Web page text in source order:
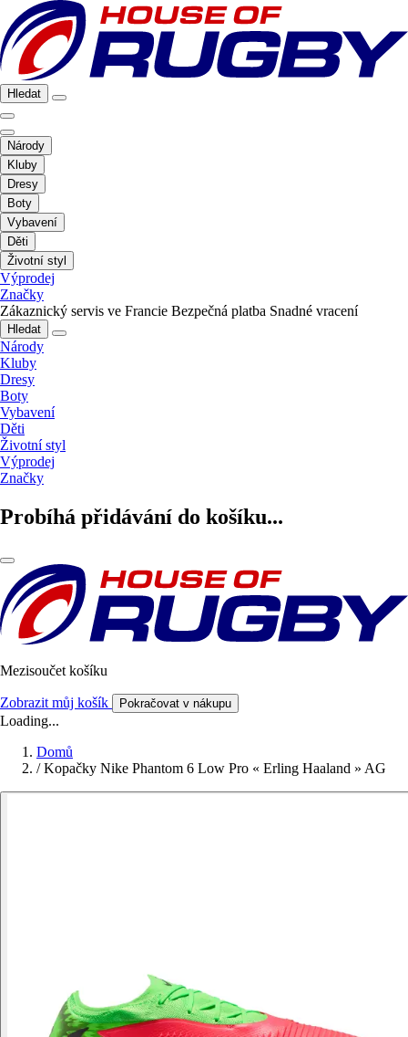
Hledat
Národy
Kluby
Dresy
Boty
Vybavení
Děti
Životní styl
Výprodej
Značky
Zákaznický servis ve Francie Bezpečná platba Snadné vracení
Hledat
Národy
Kluby
Dresy
Boty
Vybavení
Děti
Životní styl
Výprodej
Značky
Probíhá přidávání do košíku...
Mezisoučet košíku
Zobrazit můj košík Pokračovat v nákupu
Loading...
Domů
/ Kopačky Nike Phantom 6 Low Pro « Erling Haaland » AG